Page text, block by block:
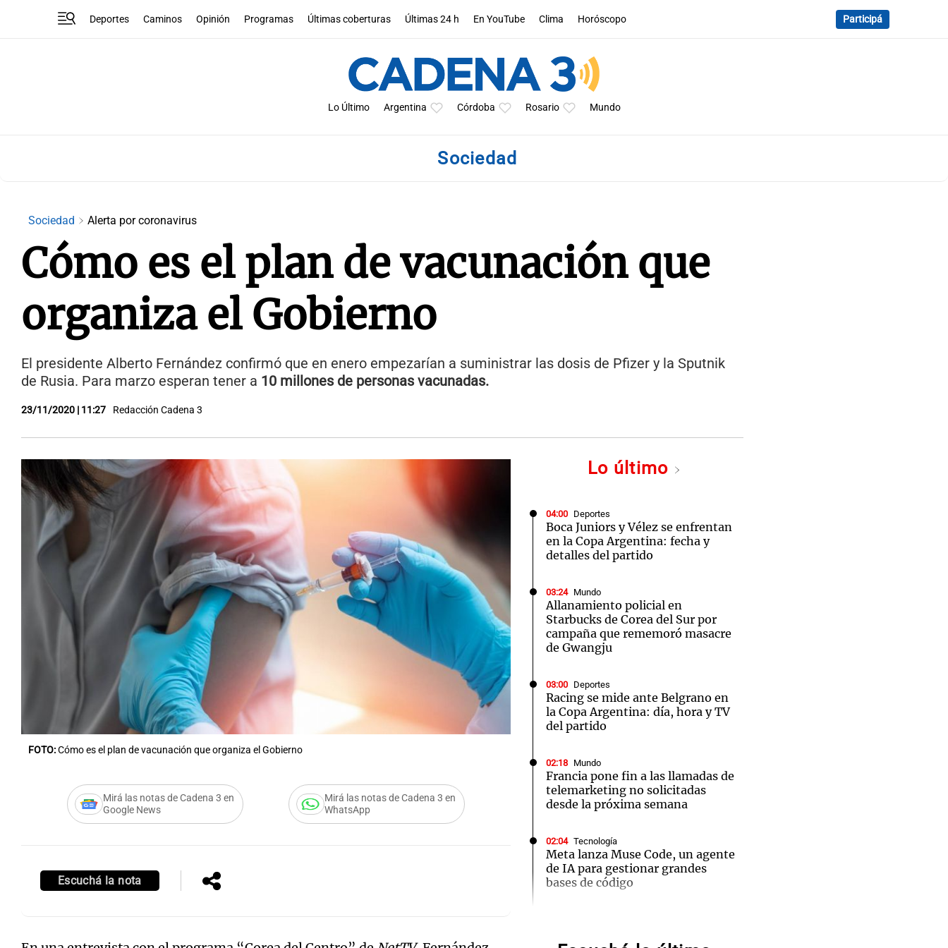
Deportes Caminos Opinión Programas Últimas coberturas Últimas 24 h En YouTube Clima Horóscopo Participá
Lo Último Argentina Córdoba Rosario Mundo
Sociedad
Sociedad Alerta por coronavirus
Cómo es el plan de vacunación que
organiza el Gobierno
El presidente Alberto Fernández confirmó que en enero empezarían a suministrar las dosis de Pfizer y la Sputnik
de Rusia. Para marzo esperan tener a 10 millones de personas vacunadas.
23/11/2020 | 11:27 Redacción Cadena 3
FOTO:Cómo es el plan de vacunación que organiza el Gobierno
Mirá las notas de Cadena 3 en
Google News
Mirá las notas de Cadena 3 en
WhatsApp
Escuchá la nota
Lo último
04:00 Deportes
Boca Juniors y Vélez se enfrentan
en la Copa Argentina: fecha y
detalles del partido
03:24 Mundo
Allanamiento policial en
Starbucks de Corea del Sur por
campaña que rememoró masacre
de Gwangju
03:00 Deportes
Racing se mide ante Belgrano en
la Copa Argentina: día, hora y TV
del partido
02:18 Mundo
Francia pone fin a las llamadas de
telemarketing no solicitadas
desde la próxima semana
02:04 Tecnología
Meta lanza Muse Code, un agente
de IA para gestionar grandes
bases de código
Editorial
Notas
Mundial 2026
Notas
La Sole en Cadena 3
Notas